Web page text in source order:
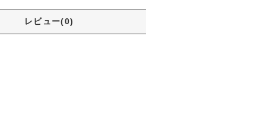
レビュー(0)